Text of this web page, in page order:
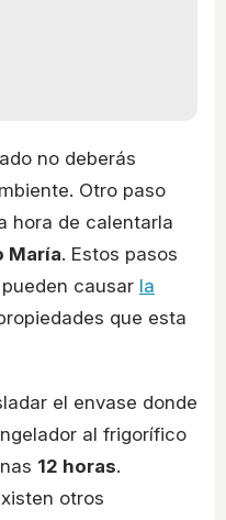
no deberás
Otro paso
hora de calentarla
María. Estos pasos
causar la
que esta
el envase donde
al frigorífico
12 horas.
otros